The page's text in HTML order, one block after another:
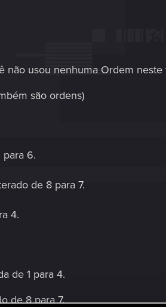
não usou nenhuma Ordem neste
são ordens)
para 6.
de 8 para 7.
4.
de 1 para 4.
de 8 para 7.